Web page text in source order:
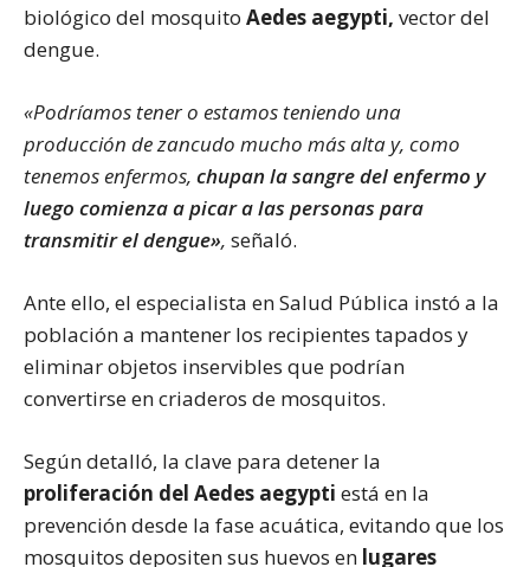
biológico del mosquito Aedes aegypti, vector del
dengue.
«Podríamos tener o estamos teniendo una
producción de zancudo mucho más alta y, como
tenemos enfermos, chupan la sangre del enfermo y
luego comienza a picar a las personas para
transmitir el dengue», señaló.
Ante ello, el especialista en Salud Pública instó a la
población a mantener los recipientes tapados y
eliminar objetos inservibles que podrían
convertirse en criaderos de mosquitos.
Según detalló, la clave para detener la
proliferación del Aedes aegypti está en la
prevención desde la fase acuática, evitando que los
mosquitos depositen sus huevos en lugares